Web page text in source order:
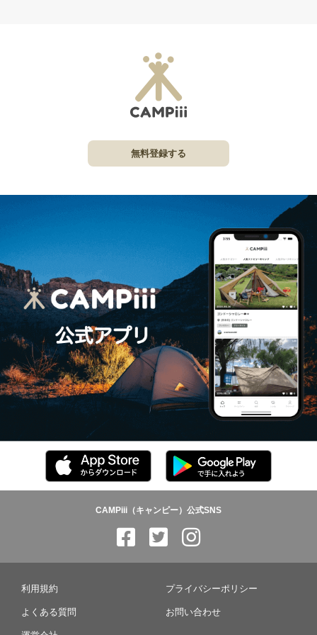
無料登録する
CAMPiii（キャンピー）公式SNS
利用規約 プライバシーポリシー
よくある質問 お問い合わせ